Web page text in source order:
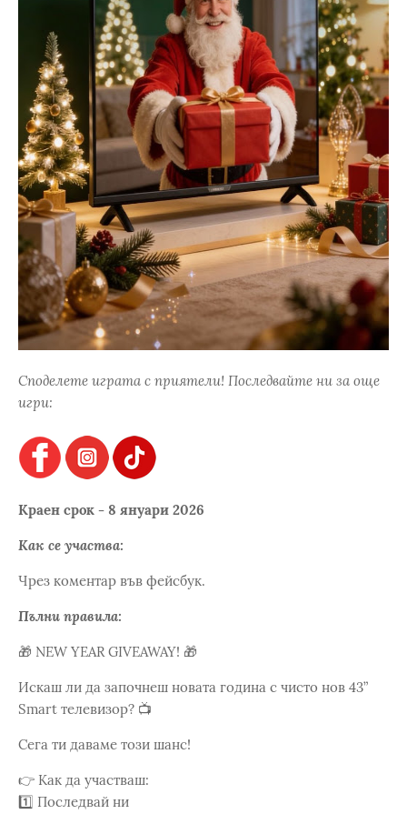
Споделете играта с приятели! Последвайте ни за още
игри:
Краен срок - 8 януари 2026
Как се участва:
Чрез коментар във фейсбук.
Пълни правила:
🎁 NEW YEAR GIVEAWAY! 🎁
Искаш ли да започнеш новата година с чисто нов 43”
Smart телевизор? 📺
Сега ти даваме този шанс!
👉 Как да участваш:
1️⃣ Последвай ни